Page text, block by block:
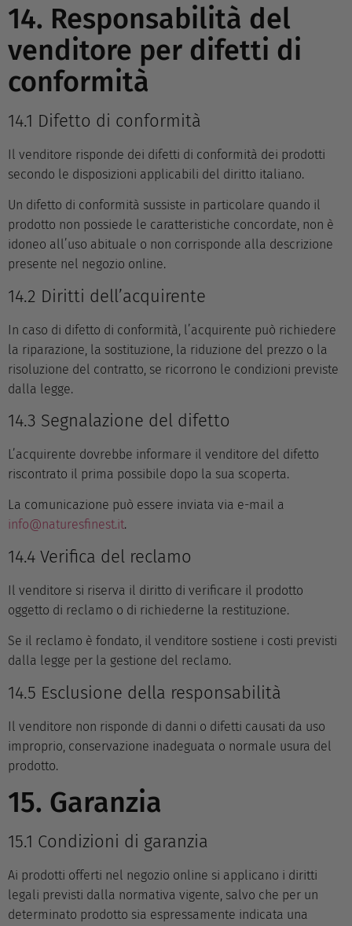
14. Responsabilità del
venditore per difetti di
conformità
14.1 Difetto di conformità
Il venditore risponde dei difetti di conformità dei prodotti
secondo le disposizioni applicabili del diritto italiano.
Un difetto di conformità sussiste in particolare quando il
prodotto non possiede le caratteristiche concordate, non è
idoneo all’uso abituale o non corrisponde alla descrizione
presente nel negozio online.
14.2 Diritti dell’acquirente
In caso di difetto di conformità, l’acquirente può richiedere
la riparazione, la sostituzione, la riduzione del prezzo o la
risoluzione del contratto, se ricorrono le condizioni previste
dalla legge.
14.3 Segnalazione del difetto
L’acquirente dovrebbe informare il venditore del difetto
riscontrato il prima possibile dopo la sua scoperta.
La comunicazione può essere inviata via e-mail a
info@naturesfinest.it.
14.4 Verifica del reclamo
Il venditore si riserva il diritto di verificare il prodotto
oggetto di reclamo o di richiederne la restituzione.
Se il reclamo è fondato, il venditore sostiene i costi previsti
dalla legge per la gestione del reclamo.
14.5 Esclusione della responsabilità
Il venditore non risponde di danni o difetti causati da uso
improprio, conservazione inadeguata o normale usura del
prodotto.
15. Garanzia
15.1 Condizioni di garanzia
Ai prodotti offerti nel negozio online si applicano i diritti
legali previsti dalla normativa vigente, salvo che per un
determinato prodotto sia espressamente indicata una